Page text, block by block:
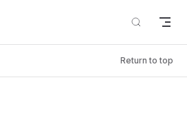
Return to top